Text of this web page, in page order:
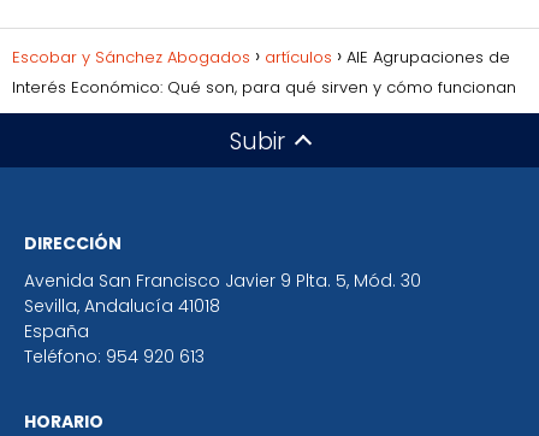
Escobar y Sánchez Abogados artículos
AIE Agrupaciones de
Interés Económico: Qué son, para qué sirven y cómo funcionan
Subir
DIRECCIÓN
Avenida San Francisco Javier 9 Plta. 5, Mód. 30
Sevilla, Andalucía 41018
España
Teléfono: 954 920 613
HORARIO